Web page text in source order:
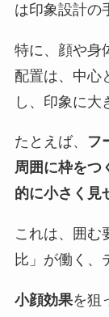
は印象設計の
特に、顔や身
配置は、中心
し、印象に大
たとえば、
フ
周囲に枠をつ
的に小さく見
これは、囲む
比」が働く、
小顔効果を狙